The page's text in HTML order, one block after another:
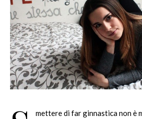
mettere di far ginnastica non è